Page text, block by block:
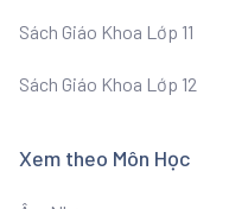
Sách Giáo Khoa Lớp 11
Sách Giáo Khoa Lớp 12
Xem theo Môn Học